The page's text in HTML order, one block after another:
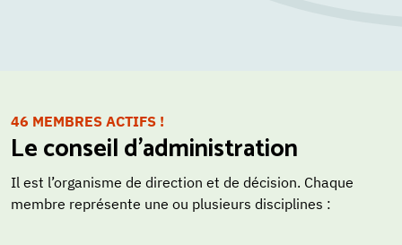
46 MEMBRES ACTIFS !
Le conseil d’administration
Il est l’organisme de direction et de décision. Chaque
membre représente une ou plusieurs disciplines :